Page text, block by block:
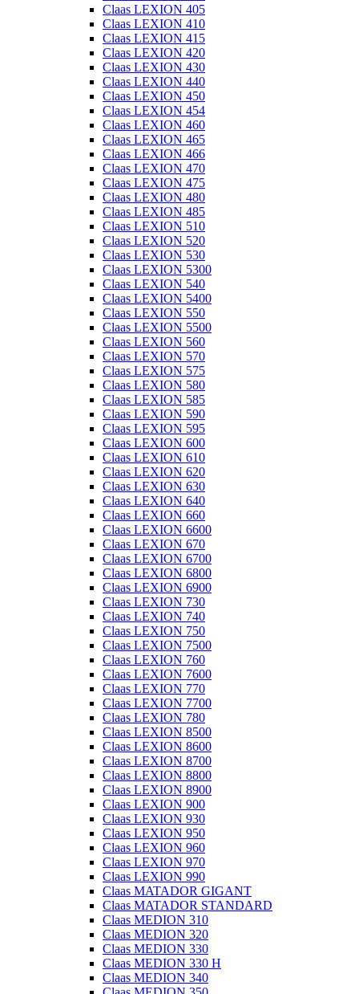
Claas LEXION 405
Claas LEXION 410
Claas LEXION 415
Claas LEXION 420
Claas LEXION 430
Claas LEXION 440
Claas LEXION 450
Claas LEXION 454
Claas LEXION 460
Claas LEXION 465
Claas LEXION 466
Claas LEXION 470
Claas LEXION 475
Claas LEXION 480
Claas LEXION 485
Claas LEXION 510
Claas LEXION 520
Claas LEXION 530
Claas LEXION 5300
Claas LEXION 540
Claas LEXION 5400
Claas LEXION 550
Claas LEXION 5500
Claas LEXION 560
Claas LEXION 570
Claas LEXION 575
Claas LEXION 580
Claas LEXION 585
Claas LEXION 590
Claas LEXION 595
Claas LEXION 600
Claas LEXION 610
Claas LEXION 620
Claas LEXION 630
Claas LEXION 640
Claas LEXION 660
Claas LEXION 6600
Claas LEXION 670
Claas LEXION 6700
Claas LEXION 6800
Claas LEXION 6900
Claas LEXION 730
Claas LEXION 740
Claas LEXION 750
Claas LEXION 7500
Claas LEXION 760
Claas LEXION 7600
Claas LEXION 770
Claas LEXION 7700
Claas LEXION 780
Claas LEXION 8500
Claas LEXION 8600
Claas LEXION 8700
Claas LEXION 8800
Claas LEXION 8900
Claas LEXION 900
Claas LEXION 930
Claas LEXION 950
Claas LEXION 960
Claas LEXION 970
Claas LEXION 990
Claas MATADOR GIGANT
Claas MATADOR STANDARD
Claas MEDION 310
Claas MEDION 320
Claas MEDION 330
Claas MEDION 330 H
Claas MEDION 340